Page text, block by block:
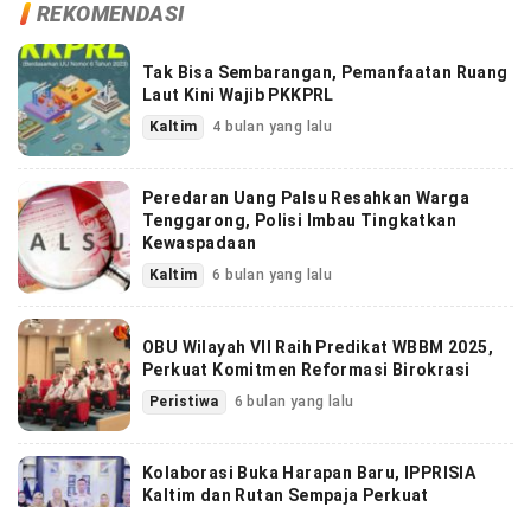
REKOMENDASI
Tak Bisa Sembarangan, Pemanfaatan Ruang
Laut Kini Wajib PKKPRL
Kaltim 4 bulan yang lalu
Peredaran Uang Palsu Resahkan Warga
Tenggarong, Polisi Imbau Tingkatkan
Kewaspadaan
Kaltim 6 bulan yang lalu
OBU Wilayah VII Raih Predikat WBBM 2025,
Perkuat Komitmen Reformasi Birokrasi
Peristiwa 6 bulan yang lalu
Kolaborasi Buka Harapan Baru, IPPRISIA
Kaltim dan Rutan Sempaja Perkuat